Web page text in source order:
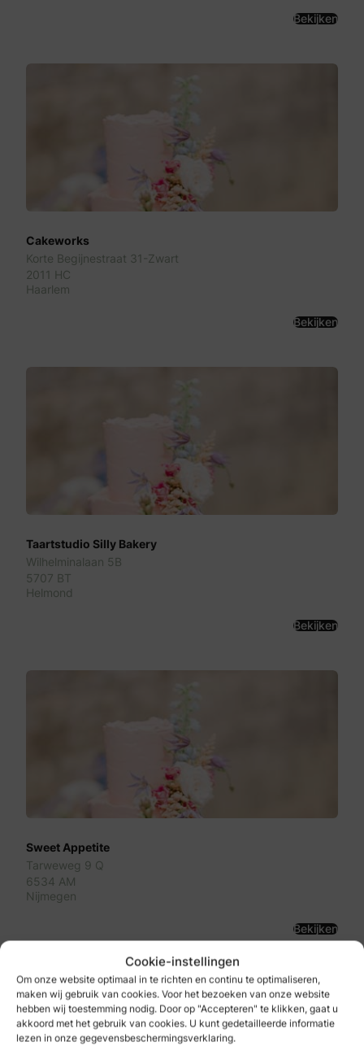
Cookie-instellingen
Om onze website optimaal in te richten en continu te optimaliseren,
maken wij gebruik van cookies. Voor het bezoeken van onze website
hebben wij toestemming nodig. Door op "Accepteren" te klikken, gaat u
akkoord met het gebruik van cookies. U kunt gedetailleerde informatie
lezen in onze gegevensbeschermingsverklaring.
Bekijken
Cakeworks
Korte Begijnestraat 31-Zwart
2011 HC
Haarlem
Bekijken
Taartstudio Silly Bakery
Wilhelminalaan 5B
5707 BT
Helmond
Bekijken
Sweet Appetite
Tarweweg 9 Q
6534 AM
Nijmegen
Bekijken